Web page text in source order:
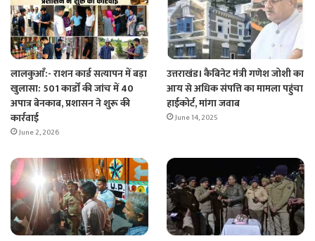
लालकुआँ:- राशन कार्ड सत्यापन में बड़ा
खुलासा: 501 कार्डों की जांच में 40
अपात्र बेनकाब, प्रशासन ने शुरू की
कार्रवाई
June 2, 2026
उत्तराखंड। कैबिनेट मंत्री गणेश जोशी का
आय से अधिक संपत्ति का मामला पहुंचा
हाईकोर्ट, मांगा जवाब
June 14, 2025